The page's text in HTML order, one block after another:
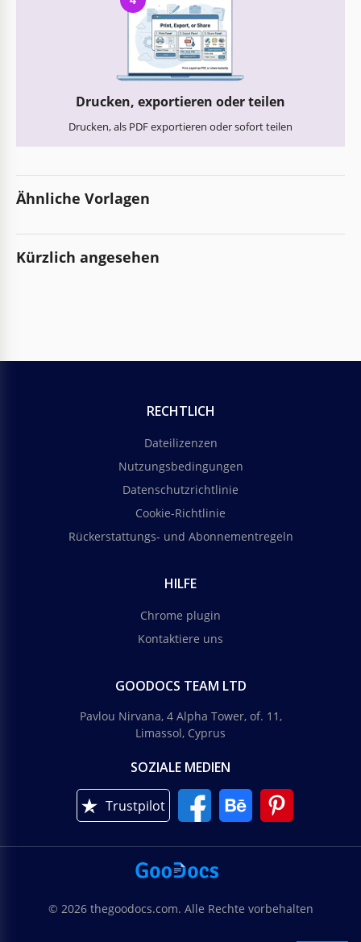
Drucken, exportieren oder teilen
Drucken, als PDF exportieren oder sofort teilen
Ähnliche Vorlagen
Kürzlich angesehen
RECHTLICH
Dateilizenzen
Nutzungsbedingungen
Datenschutzrichtlinie
Cookie-Richtlinie
Rückerstattungs- und Abonnementregeln
HILFE
Chrome plugin
Kontaktiere uns
GOODOCS TEAM LTD
Pavlou Nirvana, 4 Alpha Tower, of. 11,
Limassol, Cyprus
SOZIALE MEDIEN
Trustpilot
© 2026 thegoodocs.com. Alle Rechte vorbehalten